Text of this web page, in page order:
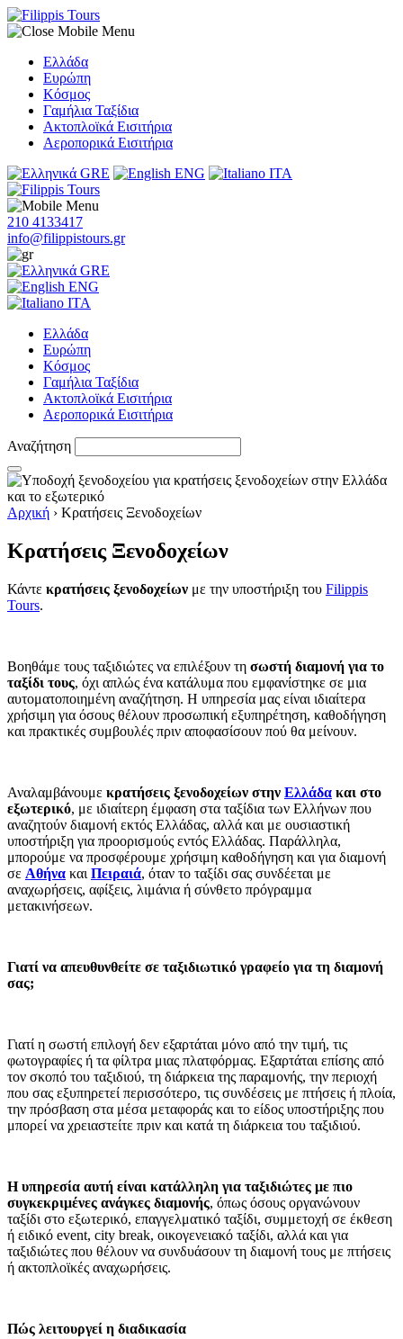
Ελλάδα
Ευρώπη
Κόσμος
Γαμήλια Ταξίδια
Ακτοπλοϊκά Εισιτήρια
Αεροπορικά Εισιτήρια
GRE
ENG ITA
210 4133417
info@filippistours.gr
GRE
ENG
ITA
Ελλάδα
Ευρώπη
Κόσμος
Γαμήλια Ταξίδια
Ακτοπλοϊκά Εισιτήρια
Αεροπορικά Εισιτήρια
Αναζήτηση
Αρχική › Κρατήσεις Ξενοδοχείων
Κρατήσεις Ξενοδοχείων
Κάντε κρατήσεις ξενοδοχείων με την υποστήριξη του Filippis
Tours.
Βοηθάμε τους ταξιδιώτες να επιλέξουν τη σωστή διαμονή για το
ταξίδι τους, όχι απλώς ένα κατάλυμα που εμφανίστηκε σε μια
αυτοματοποιημένη αναζήτηση. Η υπηρεσία μας είναι ιδιαίτερα
χρήσιμη για όσους θέλουν προσωπική εξυπηρέτηση, καθοδήγηση
και πρακτικές συμβουλές πριν αποφασίσουν πού θα μείνουν.
Αναλαμβάνουμε κρατήσεις ξενοδοχείων στην Ελλάδα και στο
εξωτερικό, με ιδιαίτερη έμφαση στα ταξίδια των Ελλήνων που
αναζητούν διαμονή εκτός Ελλάδας, αλλά και με ουσιαστική
υποστήριξη για προορισμούς εντός Ελλάδας. Παράλληλα,
μπορούμε να προσφέρουμε χρήσιμη καθοδήγηση και για διαμονή
σε Αθήνα και Πειραιά, όταν το ταξίδι σας συνδέεται με
αναχωρήσεις, αφίξεις, λιμάνια ή σύνθετο πρόγραμμα
μετακινήσεων.
Γιατί να απευθυνθείτε σε ταξιδιωτικό γραφείο για τη διαμονή
σας;
Γιατί η σωστή επιλογή δεν εξαρτάται μόνο από την τιμή, τις
φωτογραφίες ή τα φίλτρα μιας πλατφόρμας. Εξαρτάται επίσης από
τον σκοπό του ταξιδιού, τη διάρκεια της παραμονής, την περιοχή
που σας εξυπηρετεί περισσότερο, τις συνδέσεις με πτήσεις ή πλοία,
την πρόσβαση στα μέσα μεταφοράς και το είδος υποστήριξης που
μπορεί να χρειαστείτε πριν και κατά τη διάρκεια του ταξιδιού.
Η υπηρεσία αυτή είναι κατάλληλη για ταξιδιώτες με πιο
συγκεκριμένες ανάγκες διαμονής, όπως όσους οργανώνουν
ταξίδι στο εξωτερικό, επαγγελματικό ταξίδι, συμμετοχή σε έκθεση
ή ειδικό event, city break, οικογενειακό ταξίδι, αλλά και για
ταξιδιώτες που θέλουν να συνδυάσουν τη διαμονή τους με πτήσεις
ή ακτοπλοϊκές αναχωρήσεις.
Πώς λειτουργεί η διαδικασία